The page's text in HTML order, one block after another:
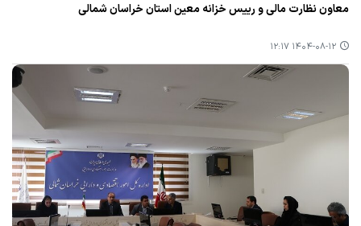
معاون نظارت مالی و رییس خزانه معین استان خراسان شمالی
۱۴۰۴-۰۸-۱۲ ۱۲:۱۷